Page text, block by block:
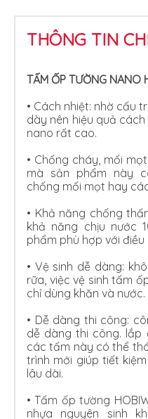
THÔNG TIN
TẤM ỐP TƯỜNG NANO
• Cách nhiệt: nhờ cấu
dày nên hiệu quả
nano rất cao.
• Chống cháy, mối
mà sản phẩm này
chống mối mọt hay
• Khả năng chống
khả năng chịu nước
phẩm phù hợp với
• Vệ sinh dễ dàng:
rữa, việc vệ sinh tấm
chỉ dùng khăn và nước.
• Dễ dàng thi công:
dễ dàng thi công. lắp
các tấm này có thể
trình mới giúp tiết
lâu dài.
•Tấm ốp tường
nhựa nguyên sinh